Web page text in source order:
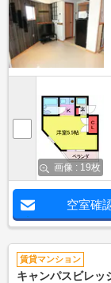
画像 : 19枚
空室確
賃貸マンション
キャンパスビレッ